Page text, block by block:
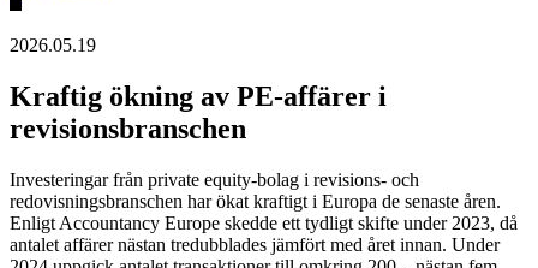
2026.05.19
Kraftig ökning av PE-affärer i
revisionsbranschen
Investeringar från private equity-bolag i revisions- och
redovisningsbranschen har ökat kraftigt i Europa de senaste åren.
Enligt Accountancy Europe skedde ett tydligt skifte under 2023, då
antalet affärer nästan tredubblades jämfört med året innan. Under